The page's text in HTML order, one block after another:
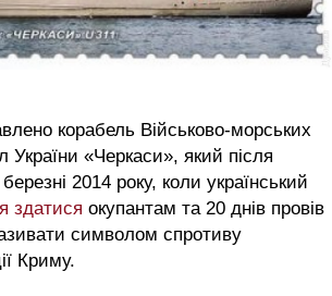
корабель Військово-морських
«Черкаси», який після
2014 року, коли український
здатися окупантам та 20 днів провів
символом спротиву
Криму.